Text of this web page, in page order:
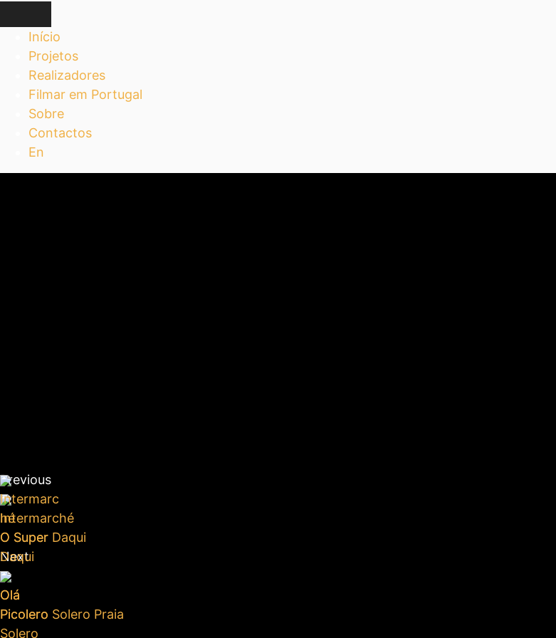
Início
Projetos
Realizadores
Filmar em Portugal
Sobre
Contactos
En
Intermarc
hé
O Super
Daqui
Olá
Picolero
Solero
Previous
Intermarché
O Super Daqui
Next
Olá
Picolero Solero Praia